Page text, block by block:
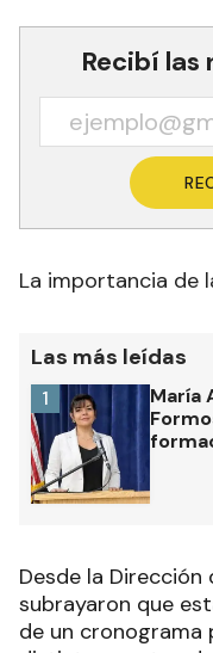
criaderos de
Recibí las
La importancia de
Las más leídas
1